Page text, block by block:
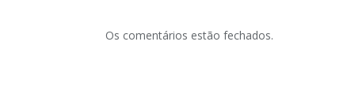
Os comentários estão fechados.